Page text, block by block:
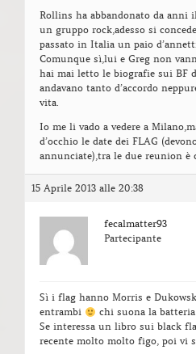
Rollins ha abbandonato da
un gruppo rock,adesso si
passato in Italia un paio
Comunque sì,lui e Greg non
hai mai letto le biografie sui BF
andavano tanto d’accordo
vita.
Io me li vado a vedere a
d’occhio le date dei FLAG
annunciate),tra le due reunion è
15 Aprile 2013 alle 20:38
fecalmatter93
Partecipante
Sì i flag hanno Morris e
entrambi
chi suona la
Se interessa un libro sui black
recente molto molto figo, poi vi